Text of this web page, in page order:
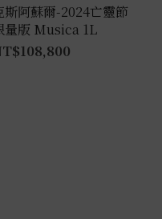
斯阿蘇爾-2024亡靈節
量版 Musica 1L
108,800